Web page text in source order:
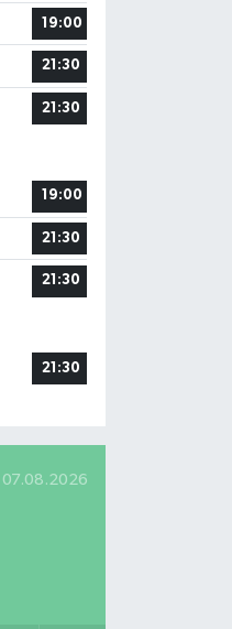
19:00
21:30
21:30
19:00
21:30
21:30
21:30
07.08.2026